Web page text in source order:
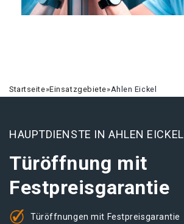
Startseite»Einsatzgebiete»Ahlen Eickel
HAUPTDIENSTE IN AHLEN EICKEL
Türöffnung mit
Festpreisgarantie
Türöffnungen mit Festpreisgarantie